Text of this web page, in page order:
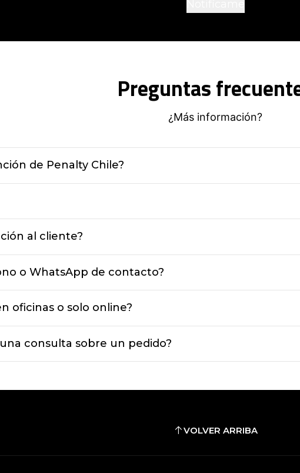
Preguntas
¿Más información?
de Penalty Chile?
al cliente?
o WhatsApp de contacto?
oficinas o solo online?
consulta sobre un pedido?
VOLVER ARRIBA